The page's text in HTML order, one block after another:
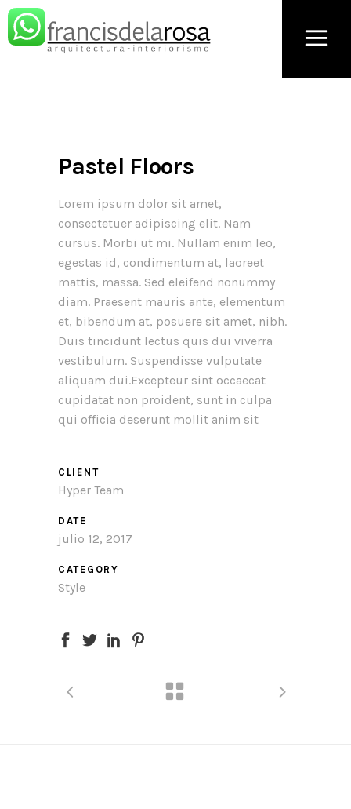
Pastel Floors
Lorem ipsum dolor sit amet,
consectetuer adipiscing elit. Nam
cursus. Morbi ut mi. Nullam enim leo,
egestas id, condimentum at, laoreet
mattis, massa. Sed eleifend nonummy
diam. Praesent mauris ante, elementum
et, bibendum at, posuere sit amet, nibh.
Duis tincidunt lectus quis dui viverra
vestibulum. Suspendisse vulputate
aliquam dui.Excepteur sint occaecat
cupidatat non proident, sunt in culpa
qui officia deserunt mollit anim sit
CLIENT
Hyper Team
DATE
julio 12, 2017
CATEGORY
Style